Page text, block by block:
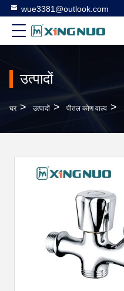
wue3381@outlook.com
उत्पादों
घर > उत्पादों > पीतल कोण वाल्व >